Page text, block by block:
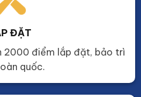
ĐẶT
2000 điểm lắp đặt, bảo trì
quốc.